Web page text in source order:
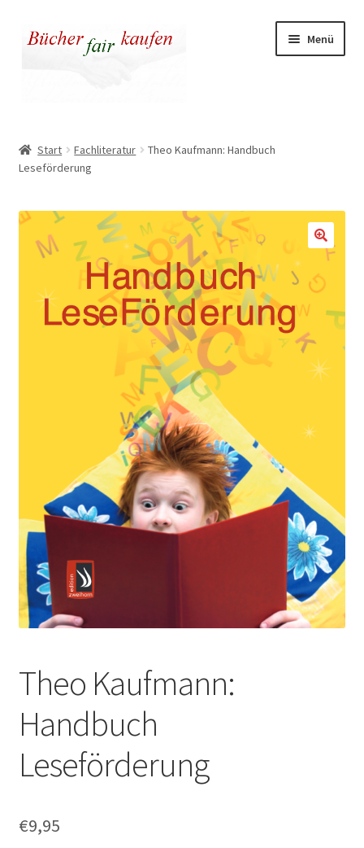
Zur
Navigation
Zum
Inhalt
Menü
Kasse
Warenkorb
Warum fair kaufen
Start Fachliteratur
Theo Kaufmann: Handbuch
Leseförderung
Theo Kaufmann:
Handbuch
Leseförderung
€9,95